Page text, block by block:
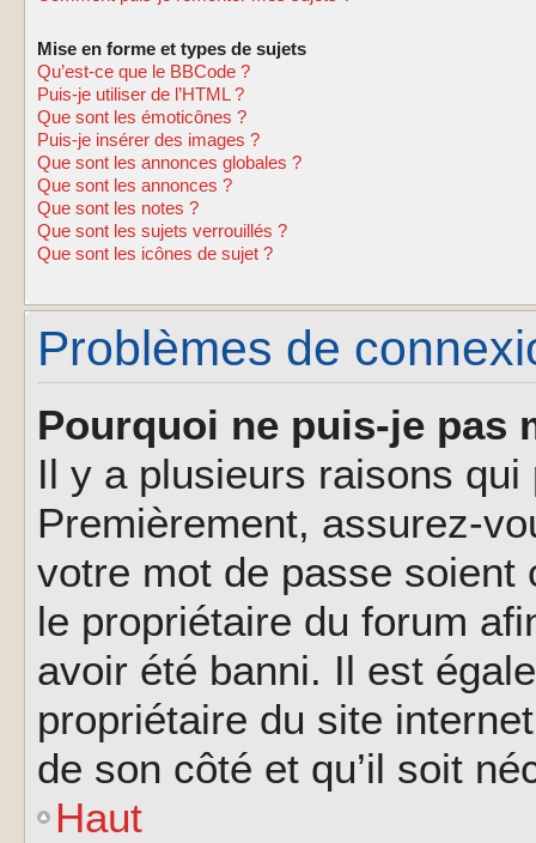
Mise en forme et types de sujets
Qu’est-ce que le BBCode ?
Puis-je utiliser de l’HTML ?
Que sont les émoticônes ?
Puis-je insérer des images ?
Que sont les annonces globales ?
Que sont les annonces ?
Que sont les notes ?
Que sont les sujets verrouillés ?
Que sont les icônes de sujet ?
Problèmes de
Pourquoi ne puis-je pas
Il y a plusieurs raisons
Premièrement, assurez-
votre mot de passe soient
le propriétaire du forum
avoir été banni. Il est
propriétaire du site
de son côté et qu’il soit
Haut